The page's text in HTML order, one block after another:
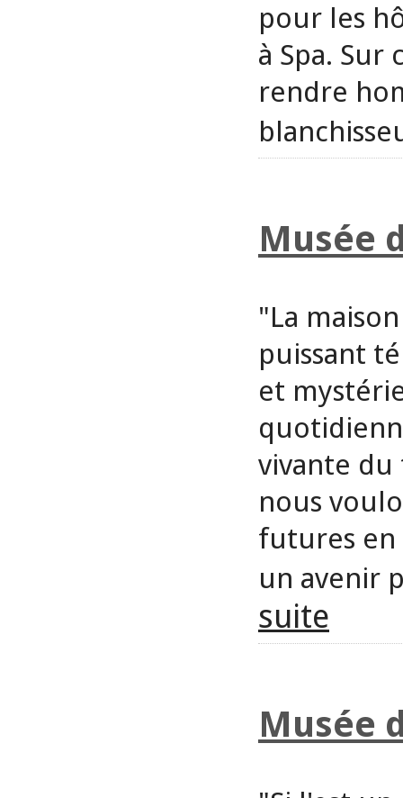
pour les
à Spa.
rendre
Musée
"La
puissant
et
vivante du
nous
futures en
un avenir
suite
Musée